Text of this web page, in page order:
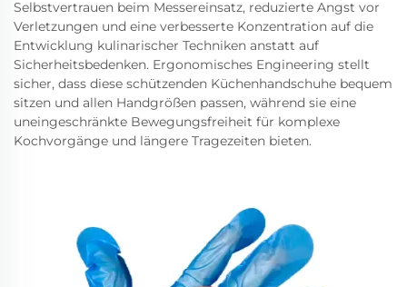
Selbstvertrauen beim Messereinsatz, reduzierte Angst vor
Verletzungen und eine verbesserte Konzentration auf die
Entwicklung kulinarischer Techniken anstatt auf
Sicherheitsbedenken. Ergonomisches Engineering stellt
sicher, dass diese schützenden Küchenhandschuhe bequem
sitzen und allen Handgrößen passen, während sie eine
uneingeschränkte Bewegungsfreiheit für komplexe
Kochvorgänge und längere Tragezeiten bieten.